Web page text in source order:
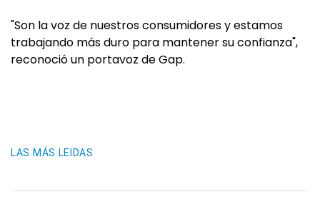
"Son la voz de nuestros consumidores y estamos
trabajando más duro para mantener su confianza",
reconoció un portavoz de Gap.
LAS MÁS LEIDAS